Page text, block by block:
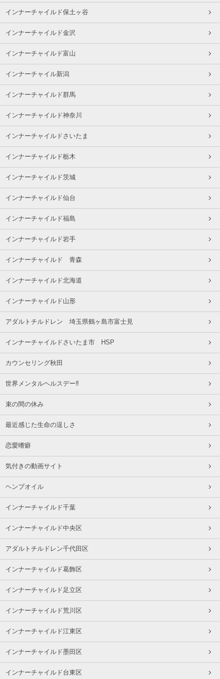
インナーチャイルド保土ヶ谷
インナーチャイルド金沢
インナーチャイルド富山
インナーチャイル新潟
インナーチャイルド群馬
インナーチャイルド神奈川
インナーチャイルドさいたま
インナーチャイルド栃木
インナーチャイルド茨城
インナーチャイルド仙台
インナーチャイルド福島
インナーチャイルド岩手
インナーチャイルド 青森
インナーチャイルド北海道
インナーチャイルド山形
アダルトチルドレン 埼玉県鶴ヶ島市富士見
インナーチャイルドさいたま市 HSP
カウンセリング秋田
世界メンタルヘルスデー‼️
束の間の休み
最近感じた生命の逞しさ
恋愛嗜癖
気付きの動画サイト
ヘンプオイル
インナーチャイルド千葉
インナーチャイルド中央区
アダルトチルドレン千代田区
インナーチャイルド葛飾区
インナーチャイルド足立区
インナーチャイルド荒川区
インナーチャイルド江東区
インナーチャイルド墨田区
インナーチャイルド台東区